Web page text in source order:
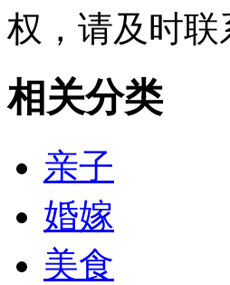
权，请及时
相关分类
亲子
婚嫁
美食